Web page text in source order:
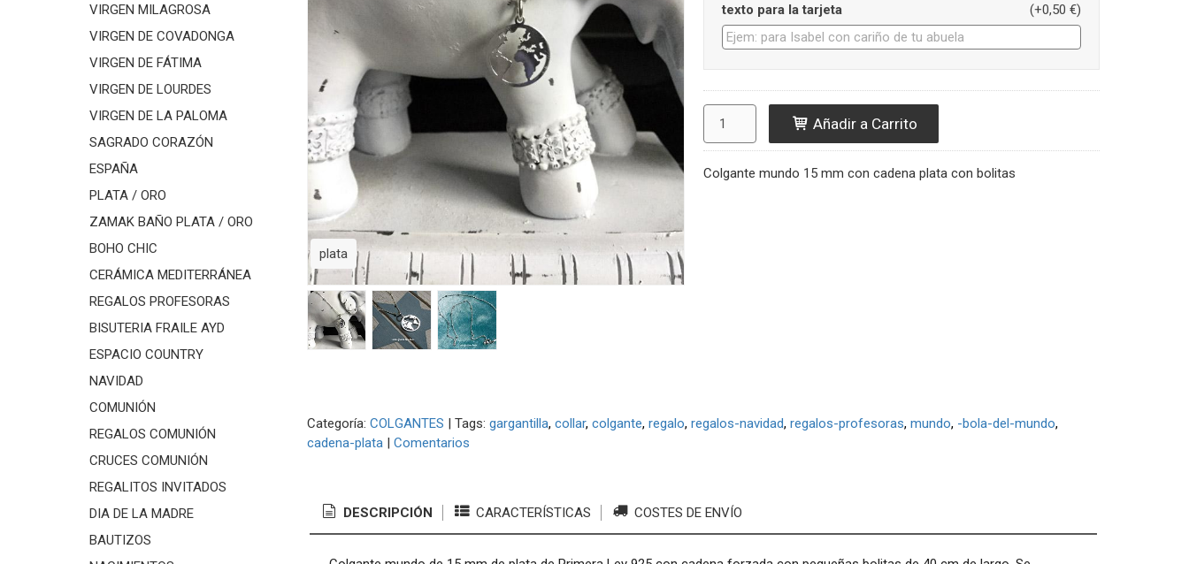
VIRGEN MILAGROSA
VIRGEN DE COVADONGA
VIRGEN DE FÁTIMA
VIRGEN DE LOURDES
VIRGEN DE LA PALOMA
SAGRADO CORAZÓN
ESPAÑA
PLATA / ORO
ZAMAK BAÑO PLATA / ORO
BOHO CHIC
CERÁMICA MEDITERRÁNEA
REGALOS PROFESORAS
BISUTERIA FRAILE AYD
ESPACIO COUNTRY
NAVIDAD
COMUNIÓN
REGALOS COMUNIÓN
CRUCES COMUNIÓN
REGALITOS INVITADOS
DIA DE LA MADRE
BAUTIZOS
plata
texto para la tarjeta (+0,50 €)
Añadir a Carrito
Colgante mundo 15 mm con cadena plata con bolitas
Categoría: COLGANTES | Tags: gargantilla collar colgante regalo regalos-navidad regalos-profesoras mundo -bola-del-mundo
cadena-plata | Comentarios
DESCRIPCIÓN CARACTERÍSTICAS COSTES DE ENVÍO